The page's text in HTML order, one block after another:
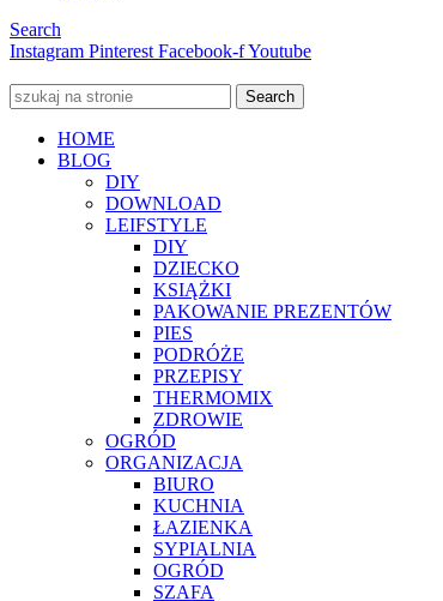
Search
Instagram Pinterest Facebook-fYoutube
Search
HOME
BLOG
DIY
DOWNLOAD
LEIFSTYLE
DIY
DZIECKO
KSIĄŻKI
PAKOWANIE PREZENTÓW
PIES
PODRÓŻE
PRZEPISY
THERMOMIX
ZDROWIE
OGRÓD
ORGANIZACJA
BIURO
KUCHNIA
ŁAZIENKA
SYPIALNIA
OGRÓD
SZAFA